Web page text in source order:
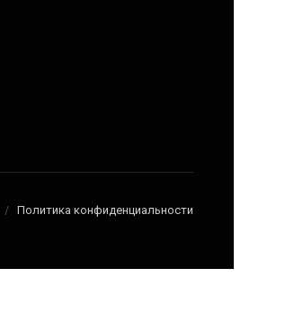
Политика конфиденциальности